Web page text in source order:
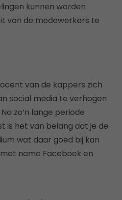
kunnen worden
van de medewerkers te
van de kappers zich
social media te verhogen
zo’n lange periode
is het van belang dat je de
wat daar goed bij kan
name Facebook en